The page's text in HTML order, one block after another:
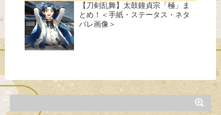
【刀剣乱舞】太鼓鐘貞宗「極」ま
とめ！＜手紙・ステータス・ネタ
バレ画像＞